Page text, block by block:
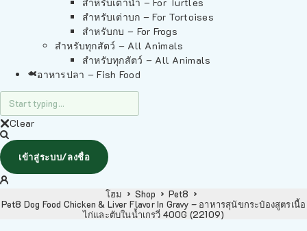
สำหรับเต่าบก – For Tortoises
สำหรับกบ – For Frogs
สำหรับทุกสัตว์ – All Animals
สำหรับทุกสัตว์ – All Animals
อาหารปลา – Fish Food
Clear
เข้าสู่ระบบ/ลงชื่อ
โฮม Shop
Pet8
Pet8 Dog Food Chicken & Liver Flavor In Gravy – อาหารสุนัขกระป๋องสูตรเนื้อ
ไก่และตับในน้ำเกรวี่ 400G (22109)